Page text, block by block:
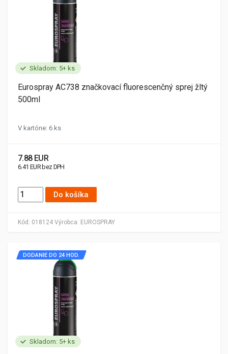
Skladom: 5+ ks
Kód: 018124 Výrobca: EUROSPRAY
Eurospray AC738 značkovací fluorescenčný sprej žltý
500ml
V kartóne: 6 ks
7.88 EUR
6.41 EUR bez DPH
Do košíka
Skladom: 5+ ks
DODANIE DO 24 HOD.